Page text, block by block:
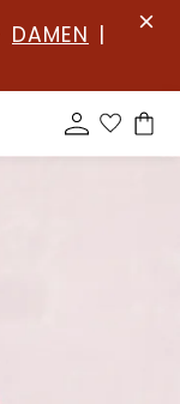
DAMEN |